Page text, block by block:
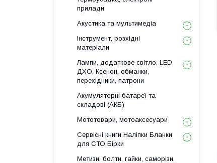
прилади
Акустика та мультимедіа
Інструмент, розхідні
матеріали
Лампи, додаткове світло, LED,
ДХО, Ксенон, обманки,
перехідники, патрони
Акумуляторні батареї та
складові (АКБ)
Мототовари, мотоаксесуари
Сервісні книги Наліпки Бланки
для СТО Бірки
Метизи, болти, гайки, саморізи,